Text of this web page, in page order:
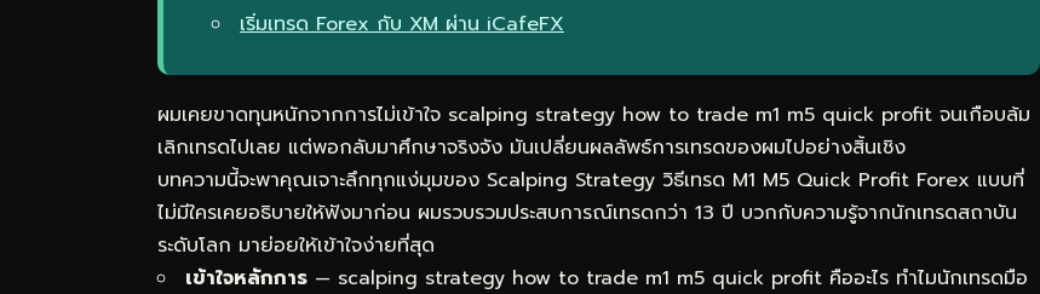
เริ่มเทรด Forex กับ XM ผ่าน iCafeFX
ผมเคยขาดทุนหนักจากการไม่เข้าใจ scalping strategy how to trade m1 m5 quick profit จนเกือบล้ม
เลิกเทรดไปเลย แต่พอกลับมาศึกษาจริงจัง มันเปลี่ยนผลลัพธ์การเทรดของผมไปอย่างสิ้นเชิง
บทความนี้จะพาคุณเจาะลึกทุกแง่มุมของ Scalping Strategy วิธีเทรด M1 M5 Quick Profit Forex แบบที่
ไม่มีใครเคยอธิบายให้ฟังมาก่อน ผมรวบรวมประสบการณ์เทรดกว่า 13 ปี บวกกับความรู้จากนักเทรดสถาบัน
ระดับโลก มาย่อยให้เข้าใจง่ายที่สุด
เข้าใจหลักการ — scalping strategy how to trade m1 m5 quick profit คืออะไร ทำไมนักเทรดมือ